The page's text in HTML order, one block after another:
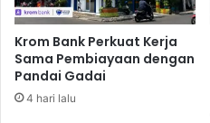
h
k
e
M
a
k
n
u
s
r
Krom Bank Perkuat Kerja
Sama Pembiayaan dengan
Pandai Gadai
4 hari lalu